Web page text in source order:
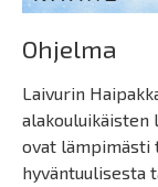
Ohjelma
Laivurin
alakouluikäisten
ovat lämpimästi
hyväntuulisesta